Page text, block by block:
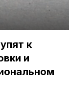
к
и